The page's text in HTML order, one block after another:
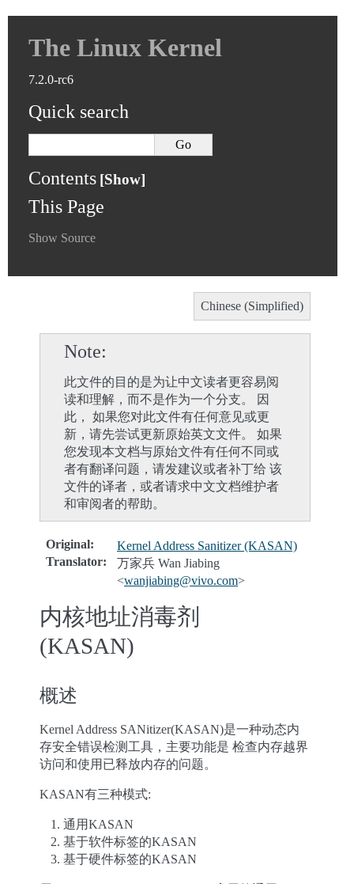
The Linux Kernel
7.2.0-rc6
Quick search
Contents
This Page
Show Source
Chinese (Simplified)
Note
此文件的目的是为让中文读者更容易阅
读和理解，而不是作为一个分支。 因
此， 如果您对此文件有任何意见或更
新，请先尝试更新原始英文文件。 如果
您发现本文档与原始文件有任何不同或
者有翻译问题，请发建议或者补丁给 该
文件的译者，或者请求中文文档维护者
和审阅者的帮助。
Original:
Kernel Address Sanitizer (KASAN)
Translator:
万家兵 Wan Jiabing
<wanjiabing@vivo.com>
内核地址消毒剂
(KASAN)
概述
Kernel Address SANitizer(KASAN)是一种动态内
存安全错误检测工具，主要功能是 检查内存越界
访问和使用已释放内存的问题。
KASAN有三种模式:
通用KASAN
基于软件标签的KASAN
基于硬件标签的KASAN